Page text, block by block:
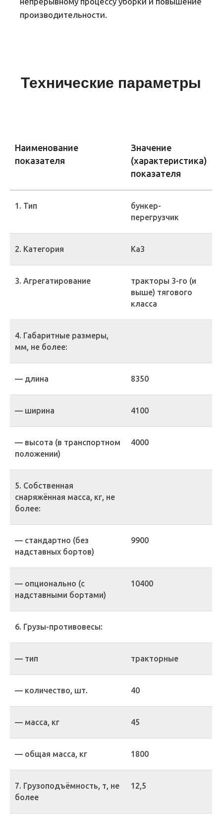
производительности.
Технические параметры
Наименование
показателя
Значение
(характеристика)
показателя
1. Тип
бункер-
перегрузчик
2. Категория Ка3
3. Агрегатирование
тракторы 3-го (и
выше) тягового
класса
4. Габаритные размеры,
мм, не более:
— длина 8350
— ширина 4100
— высота (в транспортном
положении)
4000
5. Собственная
снаряжённая масса, кг, не
более:
— стандартно (без
надставных бортов)
9900
— опционально (с
надставными бортами)
10400
6. Грузы-противовесы:
— тип тракторные
— количество, шт. 40
— масса, кг 45
— общая масса, кг 1800
7. Грузоподъёмность, т, не
более
12,5